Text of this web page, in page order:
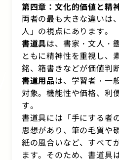
第四章：文化的価値と精
両者の最も大きな違いは
人」の視点にあります。
書道具は、書家・文人・
ともに精神性を重視し、
銘、箱書きなどが価値判
書道用品は、学習者・一
対象。機能性や価格、利
す。
書道具には「手にする者
思想があり、筆の毛質や
紙の風合いなど、すべて
ます。そのため、書道具